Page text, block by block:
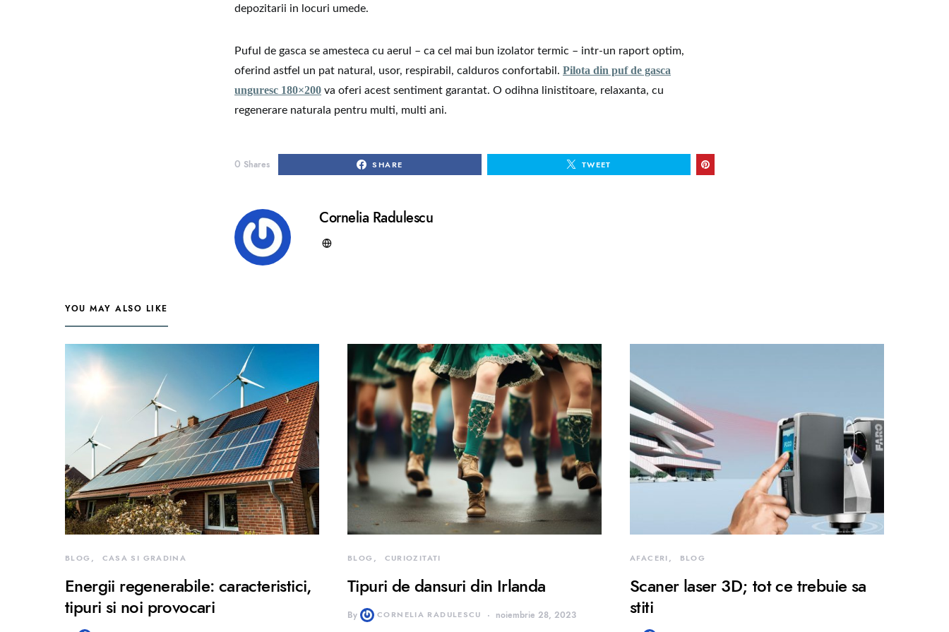
depozitarii in locuri umede.
Puful de gasca se amesteca cu aerul – ca cel mai bun izolator termic – intr-un raport optim,
oferind astfel un pat natural, usor, respirabil, calduros confortabil. Pilota din puf de gasca
unguresc 180×200 va oferi acest sentiment garantat. O odihna linistitoare, relaxanta, cu
regenerare naturala pentru multi, multi ani.
0 Shares SHARE TWEET
Cornelia Radulescu
YOU MAY ALSO LIKE
BLOG CASA SI GRADINA
Energii regenerabile: caracteristici,
tipuri si noi provocari
BLOG CURIOZITATI
Tipuri de dansuri din Irlanda
By CORNELIA RADULESCU noiembrie 28, 2023
AFACERI BLOG
Scaner laser 3D; tot ce trebuie sa
stiti